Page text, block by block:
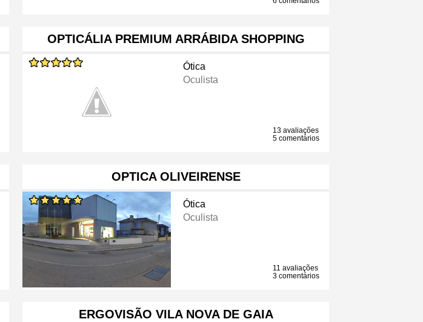
OPTICÁLIA PREMIUM ARRÁBIDA SHOPPING
Ótica
Oculista
13 avaliações
5 comentários
OPTICA OLIVEIRENSE
Ótica
Oculista
11 avaliações
3 comentários
ERGOVISÃO VILA NOVA DE GAIA